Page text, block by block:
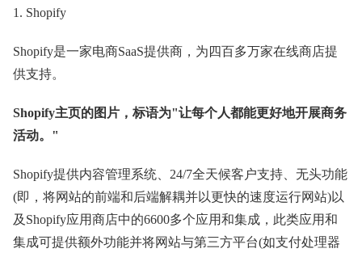
1. Shopify
Shopify是一家电商SaaS提供商，为四百多万家在线商店提
供支持。
Shopify主页的图片，标语为"让每个人都能更好地开展商务
活动。"
Shopify提供内容管理系统、24/7全天候客户支持、无头功能
(即，将网站的前端和后端解耦并以更快的速度运行网站)以
及Shopify应用商店中的6600多个应用和集成，此类应用和
集成可提供额外功能并将网站与第三方平台(如支付处理器